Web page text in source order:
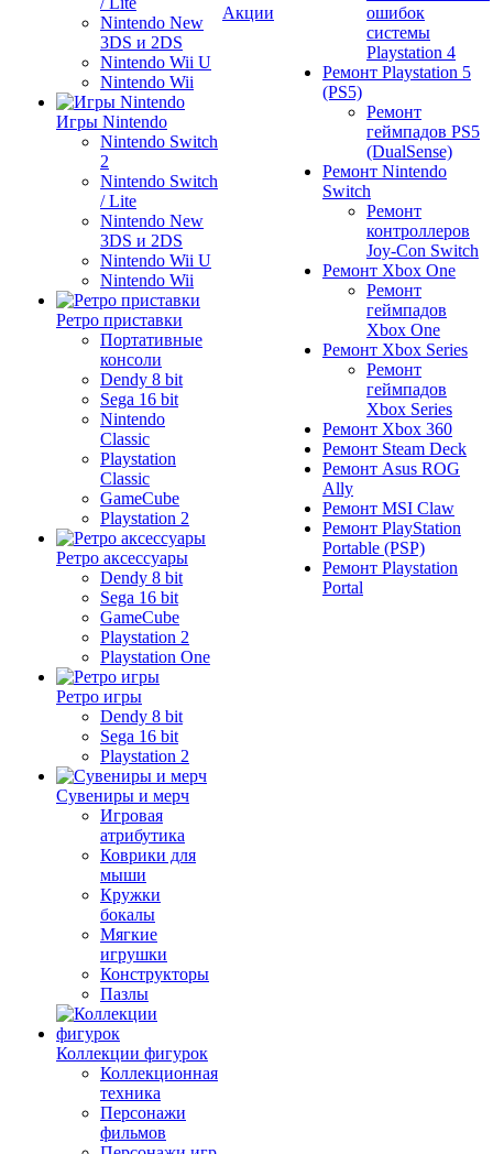
Nintendo New
3DS и 2DS
Nintendo Wii U
Nintendo Wii
Игры Nintendo
Nintendo Switch
2
Nintendo Switch
/ Lite
Nintendo New
3DS и 2DS
Nintendo Wii U
Nintendo Wii
Ретро приставки
Портативные
консоли
Dendy 8 bit
Sega 16 bit
Nintendo
Classic
Playstation
Classic
GameCube
Playstation 2
Ретро аксессуары
Dendy 8 bit
Sega 16 bit
GameCube
Playstation 2
Playstation One
Ретро игры
Dendy 8 bit
Sega 16 bit
Playstation 2
Сувениры и мерч
Игровая
атрибутика
Коврики для
мыши
Кружки
бокалы
Мягкие
игрушки
Конструкторы
Пазлы
Коллекции фигурок
Коллекционная
техника
Персонажи
фильмов
Акции
ошибок
системы
Playstation 4
Ремонт Playstation 5
(PS5)
Ремонт
геймпадов PS5
(DualSense)
Ремонт Nintendo
Switch
Ремонт
контроллеров
Joy-Con Switch
Ремонт Xbox One
Ремонт
геймпадов
Xbox One
Ремонт Xbox Series
Ремонт
геймпадов
Xbox Series
Ремонт Xbox 360
Ремонт Steam Deck
Ремонт Asus ROG
Ally
Ремонт MSI Claw
Ремонт PlayStation
Portable (PSP)
Ремонт Playstation
Portal